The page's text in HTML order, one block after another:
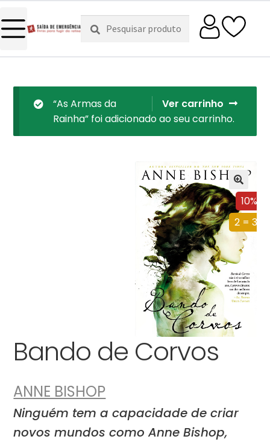
Pesquisar
por:
Pesquisa
Ver carrinho
“As Armas da
Rainha” foi adicionado ao seu carrinho.
10%
2 = 3
Bando de Corvos
ANNE BISHOP
Ninguém tem a capacidade de criar
novos mundos como Anne Bishop,